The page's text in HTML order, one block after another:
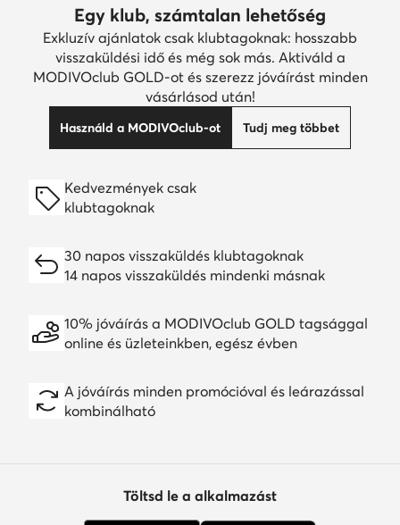
Egy klub, számtalan lehetőség
Exkluzív ajánlatok csak klubtagoknak: hosszabb
visszaküldési idő és még sok más. Aktiváld a
MODIVOclub GOLD-ot és szerezz jóváírást minden
vásárlásod után!
Használd a MODIVOclub-ot Tudj meg többet
Kedvezmények csak
klubtagoknak
30 napos visszaküldés klubtagoknak
14 napos visszaküldés mindenki másnak
10% jóváírás a MODIVOclub GOLD tagsággal
online és üzleteinkben, egész évben
A jóváírás minden promócióval és leárazással
kombinálható
Töltsd le a alkalmazást